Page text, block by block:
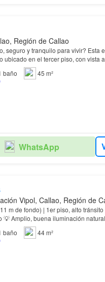
Región de Callao
seguro y tranquilo para vivir? Esta es
ubicado en el tercer piso, con vista
baño 45 m²
WhatsApp
Vipol, Callao, Región de
m de fondo) | 1er piso, alto
💡 Amplio, buena iluminación
luz 🚪 Puerta enrollable, mamp…
baño 44 m²